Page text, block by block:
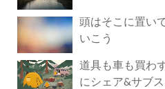
頭はそこに置い
いこう
道具も車も買わ
にシェア&サブ